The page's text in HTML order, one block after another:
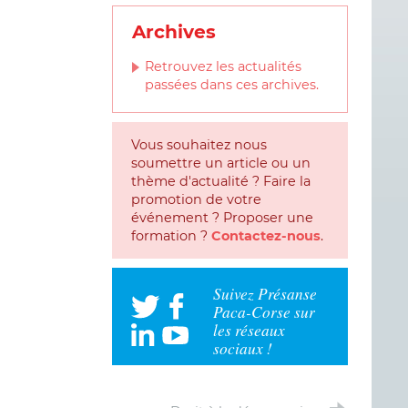
Archives
Retrouvez les actualités
passées dans ces archives.
Vous souhaitez nous
soumettre un article ou un
thème d'actualité ? Faire la
promotion de votre
événement ? Proposer une
formation ? Contactez-nous.
Suivez Présanse
Paca-Corse sur
les réseaux
sociaux !